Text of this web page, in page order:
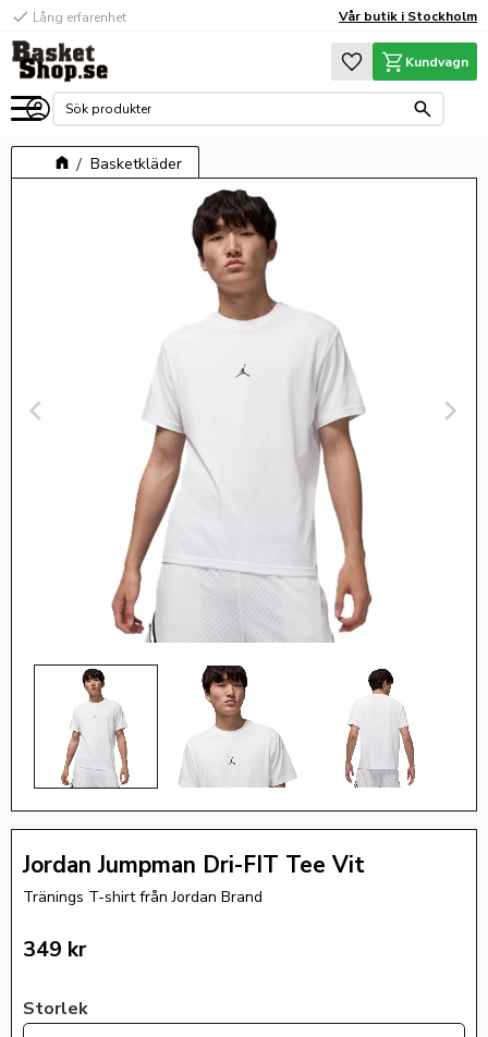
Meny
check Lång erfarenhet Vår butik i Stockholm
Favoriter
Kundvagn
Basketkläder
Jordan Jumpman Dri-FIT Tee Vit
Tränings T-shirt från Jordan Brand
349 kr
Storlek